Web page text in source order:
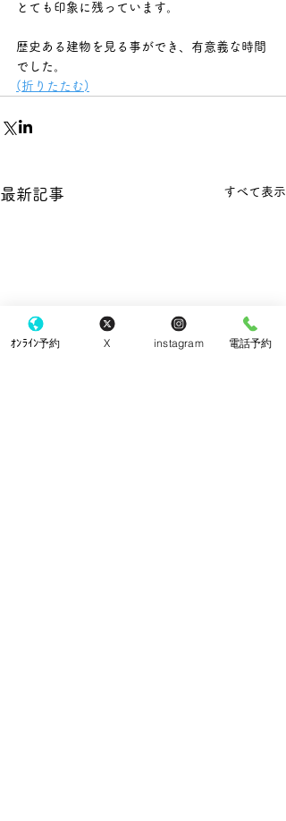
とても印象に残っています。
歴史ある建物を見る事ができ、有意義な時間
でした。
(折りたたむ)
最新記事 すべて表示
ｵﾝﾗｲﾝ予約 X instagram 電話予約